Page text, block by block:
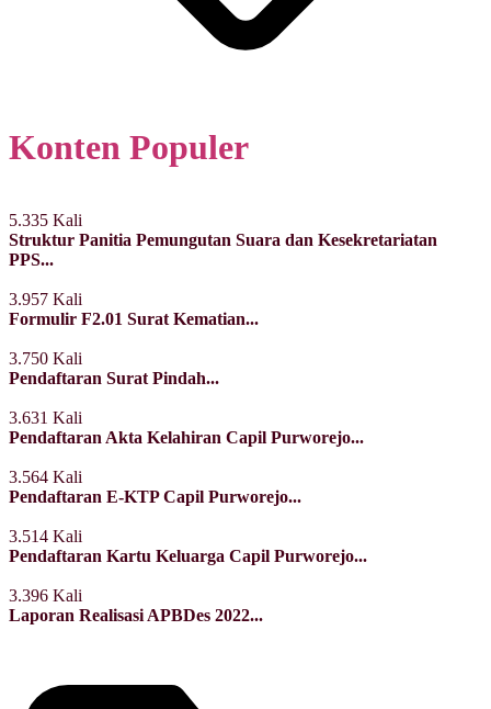
Konten Populer
5.335 Kali
Struktur Panitia Pemungutan Suara dan Kesekretariatan
PPS...
3.957 Kali
Formulir F2.01 Surat Kematian...
3.750 Kali
Pendaftaran Surat Pindah...
3.631 Kali
Pendaftaran Akta Kelahiran Capil Purworejo...
3.564 Kali
Pendaftaran E-KTP Capil Purworejo...
3.514 Kali
Pendaftaran Kartu Keluarga Capil Purworejo...
3.396 Kali
Laporan Realisasi APBDes 2022...